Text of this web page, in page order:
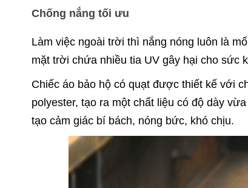
Chống nắng tối ưu
Làm việc ngoài trời thì nắng nóng luôn là
mặt trời chứa nhiều tia UV gây hại cho sức
Chiếc áo bảo hộ có quạt được thiết kế với
polyester, tạo ra một chất liệu có độ dày
tạo cảm giác bí bách, nóng bức, khó chịu.